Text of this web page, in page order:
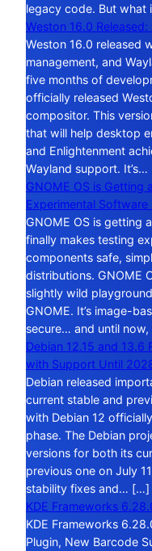
legacy code. But
Weston 16.0
Weston 16.0 released
management, and
five months of
officially released
compositor. This
that will help desktop
and Enlightenment
Wayland support.
GNOME OS is Getting
Experimental
GNOME OS is getting
finally makes testing
components safe,
distributions. GNOME
slightly wild
GNOME. It’s image-
secure… and until
Debian 12.15 and 13.6
with Support Until
Debian released
current stable and
with Debian 12
phase. The Debian
versions for both its
previous one on July
stability fixes and… […]
KDE Frameworks
KDE Frameworks
Plugin, New Barcode